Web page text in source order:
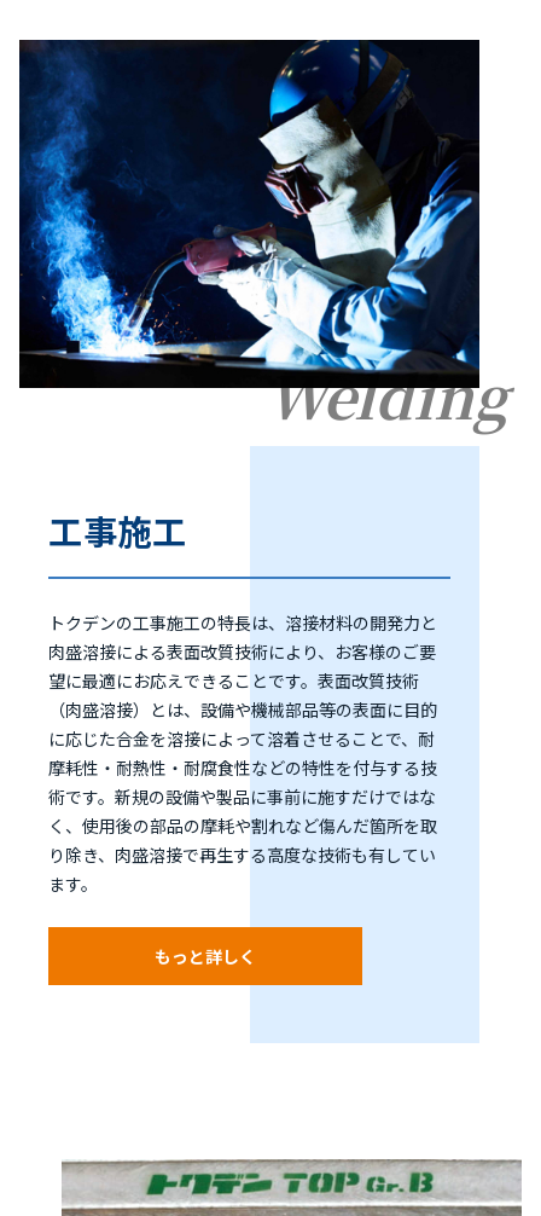
Welding
工事施工
トクデンの工事施工の特長は、溶接材料の開発力と
肉盛溶接による表面改質技術により、お客様のご要
望に最適にお応えできることです。表面改質技術
（肉盛溶接）とは、設備や機械部品等の表面に目的
に応じた合金を溶接によって溶着させることで、耐
摩耗性・耐熱性・耐腐食性などの特性を付与する技
術です。新規の設備や製品に事前に施すだけではな
く、使用後の部品の摩耗や割れなど傷んだ箇所を取
り除き、肉盛溶接で再生する高度な技術も有してい
ます。
もっと詳しく